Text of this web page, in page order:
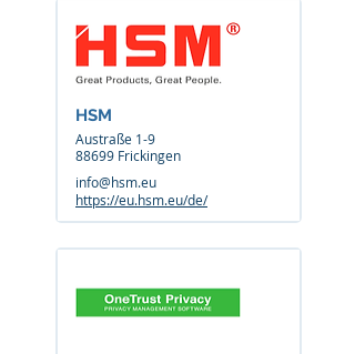
HSM
Austraße 1-9
88699 Frickingen
info@hsm.eu
https://eu.hsm.eu/de/